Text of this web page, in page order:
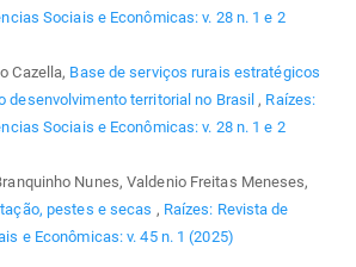
Sociais e Econômicas: v. 28 n. 1 e 2
Cazella, Base de serviços rurais estratégicos
desenvolvimento territorial no Brasil , Raízes:
Sociais e Econômicas: v. 28 n. 1 e 2
Nunes, Valdenio Freitas Meneses,
pestes e secas , Raízes: Revista de
e Econômicas: v. 45 n. 1 (2025)